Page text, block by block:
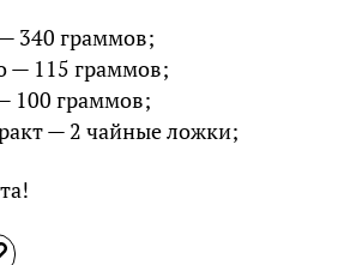
340 граммов;
— 115 граммов;
100 граммов;
— 2 чайные ложки;